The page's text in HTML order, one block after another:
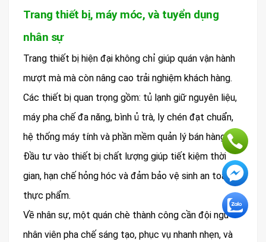
Trang thiết bị, máy móc, và tuyển dụng
nhân sự
Trang thiết bị hiện đại không chỉ giúp quán vận hành
mượt mà mà còn nâng cao trải nghiệm khách hàng.
Các thiết bị quan trọng gồm: tủ lạnh giữ nguyên liệu,
máy pha chế đa năng, bình ủ trà, ly chén đạt chuẩn,
hệ thống máy tính và phần mềm quản lý bán hàng.
Đầu tư vào thiết bị chất lượng giúp tiết kiệm thời
gian, hạn chế hỏng hóc và đảm bảo vệ sinh an toàn
thực phẩm.
Về nhân sự, một quán chè thành công cần đội ngũ
nhân viên pha chế sáng tạo, phục vụ nhanh nhẹn, và